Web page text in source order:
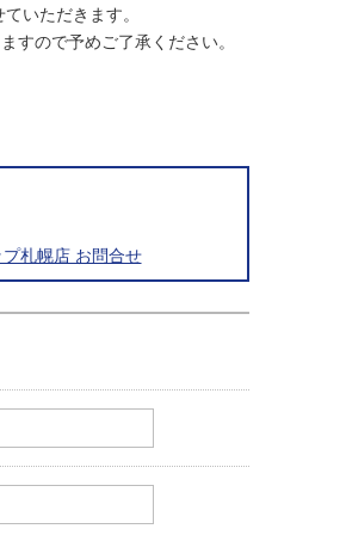
いただきます。
すので予めご了承ください。
札幌店 お問合せ